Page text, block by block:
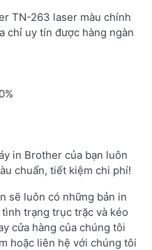
TN-263 laser màu chính
chỉ uy tín được hàng ngàn
in Brother của bạn luôn
chuẩn, tiết kiệm chi phí!
sẽ luôn có những bản in
trạng trục trặc và kéo
cửa hàng của chúng tôi
hoặc liên hệ với chúng tôi